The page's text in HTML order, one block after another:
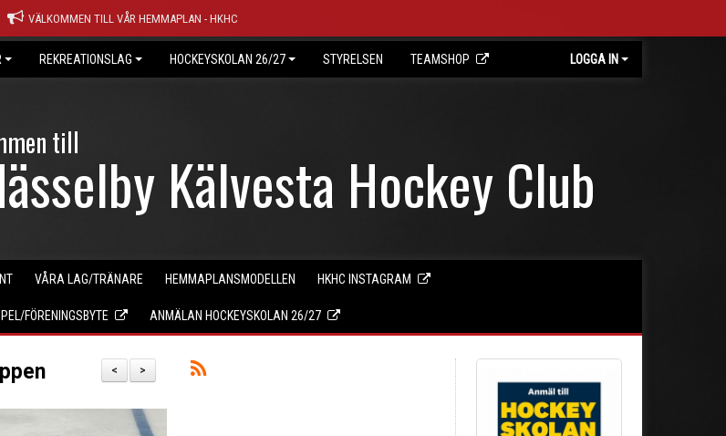
VÄLKOMMEN TILL VÅR HEMMAPLAN - HKHC
REKREATIONSLAG HOCKEYSKOLAN 26/27 STYRELSEN TEAMSHOP LOGGA IN
Kälvesta Hockey Club
till
VÅRA LAG/TRÄNARE HEMMAPLANSMODELLEN HKHC INSTAGRAM
FÖRENINGSBYTE ANMÄLAN HOCKEYSKOLAN 26/27
>
<